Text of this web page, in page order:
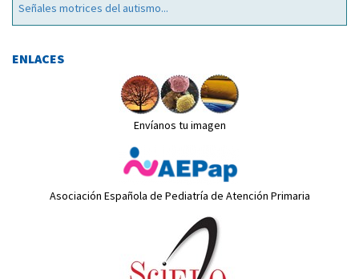
Señales motrices del autismo...
ENLACES
Envíanos tu imagen
Asociación Española de Pediatría de Atención Primaria